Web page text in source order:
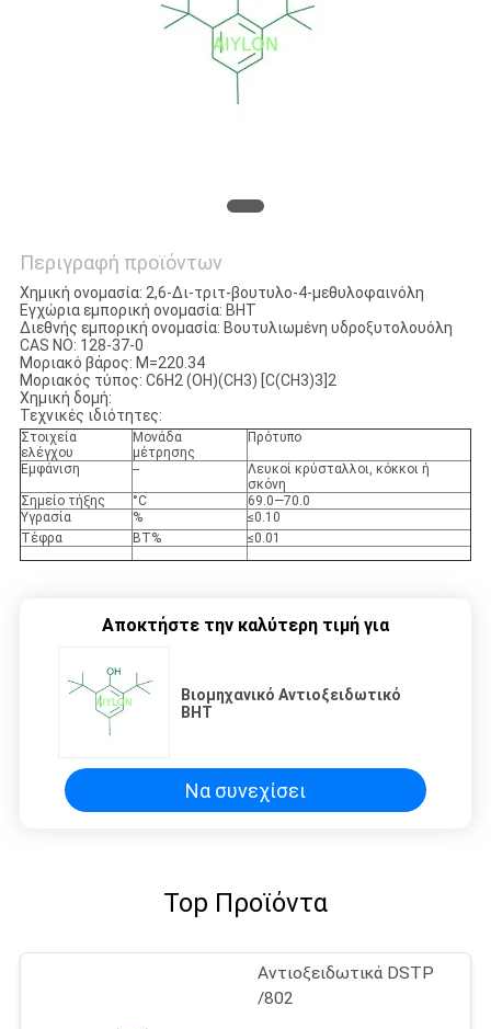
ΕΡΓΟΣΤΑΣΊΟΥ
ΠΡΟΣΦΟΡΆ
SITEMAP
PRIVACY
POLICY
Περιγραφή προϊόντων
Χημική ονομασία: 2,6-Δι-τριτ-βουτυλο-4-μεθυλοφαινόλη
Εγχώρια εμπορική ονομασία: BHT
Διεθνής εμπορική ονομασία: Βουτυλιωμένη υδροξυτολουόλη
CAS NO: 128-37-0
Μοριακό βάρος: M=220.34
Μοριακός τύπος: C6H2 (OH)(CH3) [C(CH3)3]2
Χημική δομή:
Τεχνικές ιδιότητες:
Στοιχεία
ελέγχου
Μονάδα
μέτρησης
Πρότυπο
Εμφάνιση --
Λευκοί κρύσταλλοι, κόκκοι ή
σκόνη
Σημείο τήξης
°C
69.0—70.0
Υγρασία
%
≤0.10
Τέφρα
ΒΤ% ≤0.01
Αποκτήστε την καλύτερη τιμή για
Βιομηχανικό Αντιοξειδωτικό
BHT
Να συνεχίσει
Top Προϊόντα
Αντιοξειδωτικά DSTP
/802